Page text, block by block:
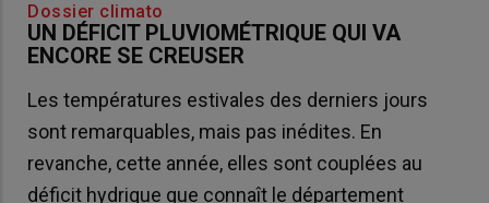
Dossier climato
UN DÉFICIT PLUVIOMÉTRIQUE QUI VA
ENCORE SE CREUSER
Les températures estivales des derniers jours
sont remarquables, mais pas inédites. En
revanche, cette année, elles sont couplées au
déficit hydrique que connaît le département